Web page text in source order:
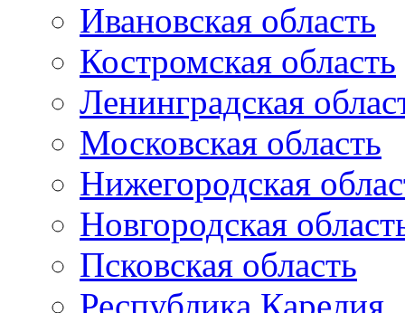
Ивановская область
Костромская область
Ленинградская
Московская область
Нижегородская
Новгородская
Псковская область